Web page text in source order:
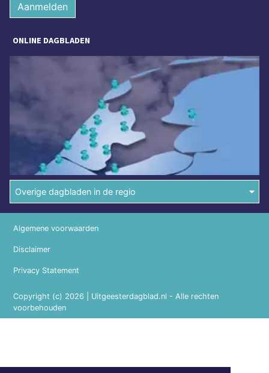
Aanmelden
ONLINE DAGBLADEN
Overige dagbladen in de regio
Copyright (c) 2026 | Uitgeesterdagblad.nl - Alle rechten
voorbehouden
Algemene voorwaarden
Disclaimer
Privacy Statement